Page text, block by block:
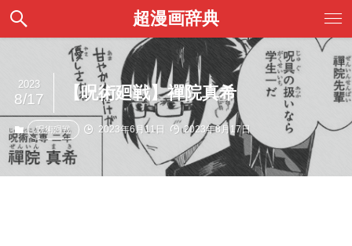
超漫画辞典
【呪術廻戦】禪院真希
2023
8/17
呪術廻戦 2023年6月11日 2023年8月17日